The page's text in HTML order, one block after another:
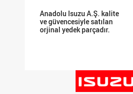
Anadolu Isuzu A.Ş. kalite
ve güvencesiyle satılan
orjinal yedek parçadır.